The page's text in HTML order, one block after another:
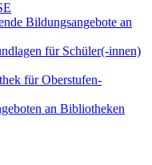
Bildungsangebote an
für Schüler(-innen)
für Oberstufen-
an Bibliotheken